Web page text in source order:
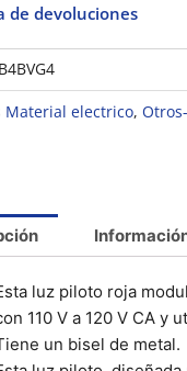
estanca
presión
80x80x45
Añadir
de devoluciones
Material electrico,
luz piloto roja
110 V a 120 V CA y
un bisel de metal.